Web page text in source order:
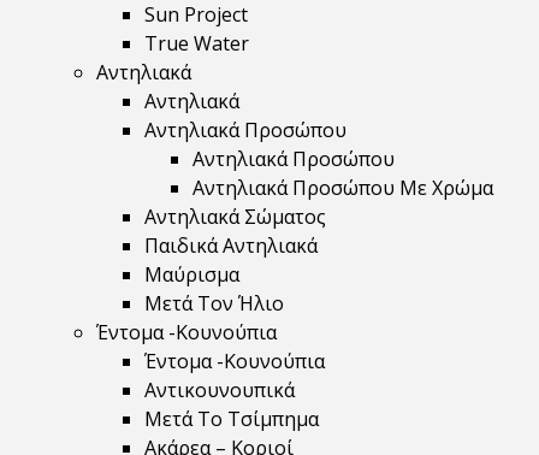
Sun Project
True Water
Αντηλιακά
Αντηλιακά
Αντηλιακά Προσώπου
Αντηλιακά Προσώπου
Αντηλιακά Προσώπου Με Χρώμα
Αντηλιακά Σώματος
Παιδικά Αντηλιακά
Μαύρισμα
Mετά Τον Ήλιο
Έντομα -Κουνούπια
Έντομα -Κουνούπια
Αντικουνουπικά
Μετά Το Τσίμπημα
Ακάρεα – Κοριοί